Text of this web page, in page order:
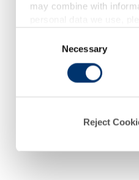
may combine with
Necessary
Reject